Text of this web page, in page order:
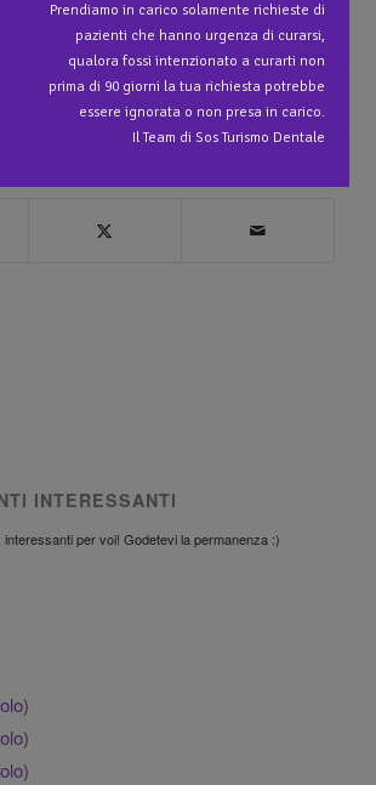
INTERESSANTI
per voi! Godetevi la permanenza :)
Prendiamo in carico solamente richieste di
pazienti che hanno urgenza di curarsi,
qualora fossi intenzionato a curarti non
prima di 90 giorni la tua richiesta potrebbe
essere ignorata o non presa in carico.
Il Team di Sos Turismo Dentale